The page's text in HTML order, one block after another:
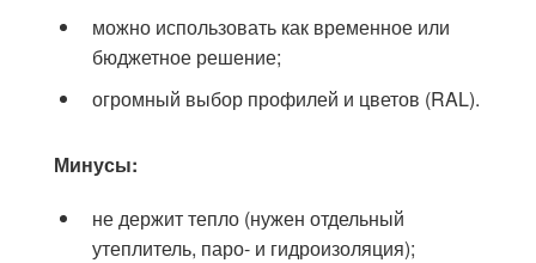
можно использовать как временное или
бюджетное решение;
огромный выбор профилей и цветов (RAL).
Минусы:
не держит тепло (нужен отдельный
утеплитель, паро- и гидроизоляция);